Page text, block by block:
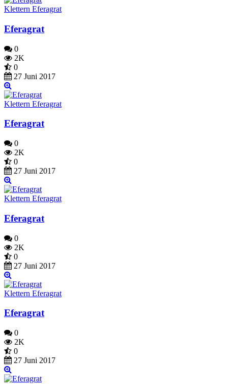
Klettern Eferagrat
Eferagrat
0
2K
0
27 Juni 2017
Klettern Eferagrat
Eferagrat
0
2K
0
27 Juni 2017
Klettern Eferagrat
Eferagrat
0
2K
0
27 Juni 2017
Klettern Eferagrat
Eferagrat
0
2K
0
27 Juni 2017